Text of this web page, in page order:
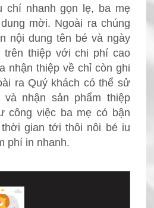
chí nhanh gọn lẹ, ba mẹ
mời. Ngoài ra chúng
nội dung tên bé và ngày
thiệp với chi phí cao
nhận thiệp về chỉ còn ghi
ra Quý khách có thể sử
nhận sản phẩm thiệp
công việc ba mẹ có bận
gian tới thôi nôi bé iu
phí in nhanh.